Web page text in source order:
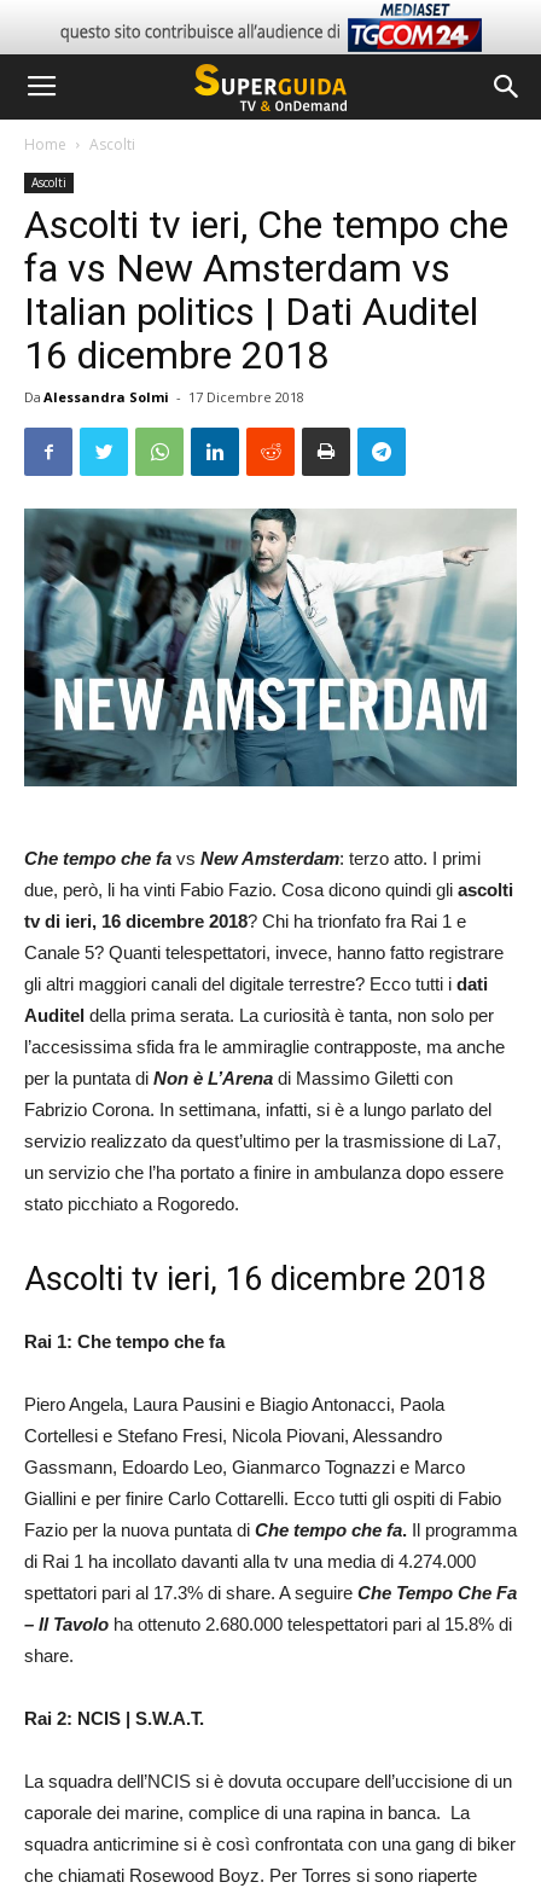
Home Ascolti
Ascolti
Ascolti tv ieri, Che tempo che
fa vs New Amsterdam vs
Italian politics | Dati Auditel
16 dicembre 2018
Da Alessandra Solmi - 17 Dicembre 2018
Che tempo che fa vs New Amsterdam: terzo atto. I primi
due, però, li ha vinti Fabio Fazio. Cosa dicono quindi gli ascolti
tv di ieri, 16 dicembre 2018? Chi ha trionfato fra Rai 1 e
Canale 5? Quanti telespettatori, invece, hanno fatto registrare
gli altri maggiori canali del digitale terrestre? Ecco tutti i dati
Auditel della prima serata. La curiosità è tanta, non solo per
l’accesissima sfida fra le ammiraglie contrapposte, ma anche
per la puntata di Non è L’Arena di Massimo Giletti con
Fabrizio Corona. In settimana, infatti, si è a lungo parlato del
servizio realizzato da quest’ultimo per la trasmissione di La7,
un servizio che l’ha portato a finire in ambulanza dopo essere
stato picchiato a Rogoredo.
Ascolti tv ieri, 16 dicembre 2018
Rai 1: Che tempo che fa
Piero Angela, Laura Pausini e Biagio Antonacci, Paola
Cortellesi e Stefano Fresi, Nicola Piovani, Alessandro
Gassmann, Edoardo Leo, Gianmarco Tognazzi e Marco
Giallini e per finire Carlo Cottarelli. Ecco tutti gli ospiti di Fabio
Fazio per la nuova puntata di Che tempo che fa. Il programma
di Rai 1 ha incollato davanti alla tv una media di 4.274.000
spettatori pari al 17.3% di share. A seguire Che Tempo Che Fa
– Il Tavolo ha ottenuto 2.680.000 telespettatori pari al 15.8% di
share.
Rai 2: NCIS | S.W.A.T.
La squadra dell’NCIS si è dovuta occupare dell’uccisione di un
caporale dei marine, complice di una rapina in banca. La
squadra anticrimine si è così confrontata con una gang di biker
che chiamati Rosewood Boyz. Per Torres si sono riaperte